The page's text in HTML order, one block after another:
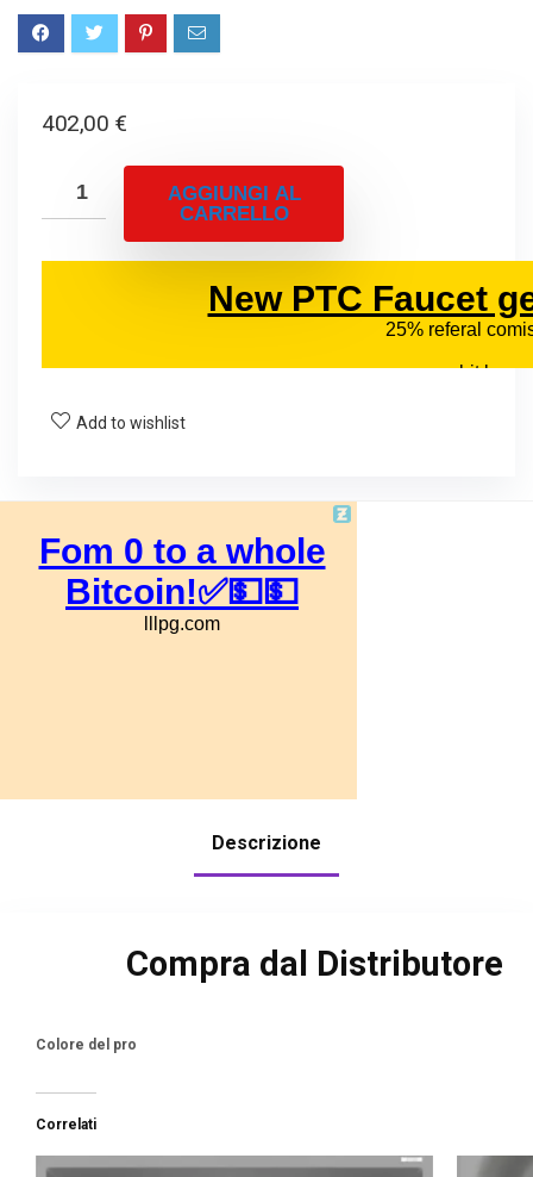
402,00 €
AGGIUNGI AL
CARRELLO
Add to wishlist
Descrizione
Compra dal Distributore
Colore del pro
Correlati